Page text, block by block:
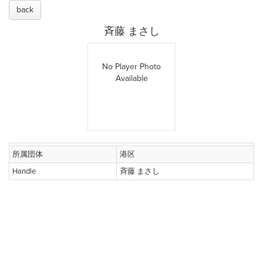
back
斉藤 まさし
No Player Photo
Available
所属団体
港区
Handle
斉藤 まさし